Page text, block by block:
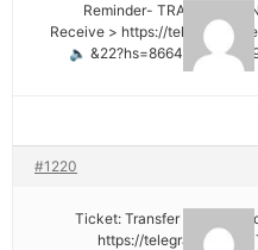
🔈 Reminder-
Receive > https://telegra.ph/
#1220
📇 Ticket: Transfer №NB26.
https://telegra.ph/Get-